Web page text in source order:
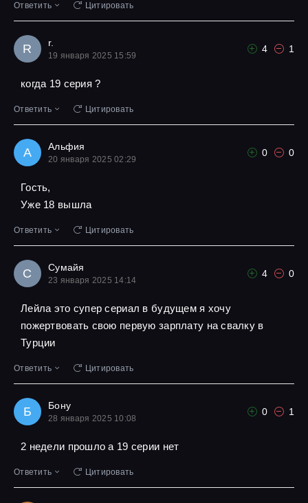
Ответить Цитировать
R r.
19 января 2025 15:59
4 1
когда 19 серия ?
Ответить Цитировать
А Альфия
20 января 2025 02:29
0 0
Гость,
Уже 18 вышла
Ответить Цитировать
С Сумайя
23 января 2025 14:14
4 0
Лейла это супер сериал в будущем я хочу
пожертвовать свою первую зарплату на свалку в
Турции
Ответить Цитировать
Б Бону
28 января 2025 10:08
0 1
2 недели прошло а 19 серии нет
Ответить Цитировать